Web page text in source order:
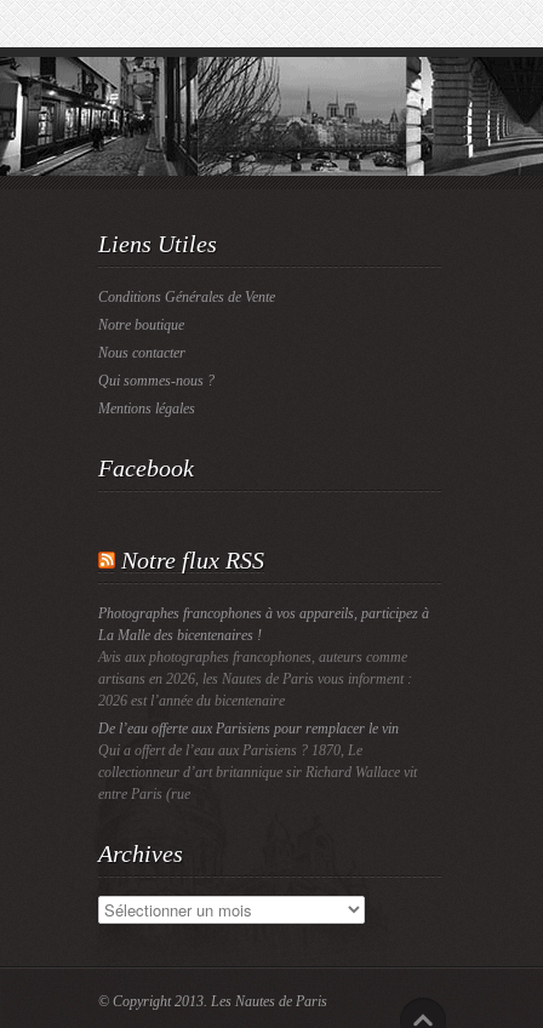
Liens Utiles
Conditions Générales de Vente
Notre boutique
Nous contacter
Qui sommes-nous ?
Mentions légales
Facebook
Notre flux RSS
Photographes francophones à vos appareils, participez à
La Malle des bicentenaires !
Avis aux photographes francophones, auteurs comme
artisans en 2026, les Nautes de Paris vous informent :
2026 est l’année du bicentenaire
De l’eau offerte aux Parisiens pour remplacer le vin
Qui a offert de l’eau aux Parisiens ? 1870, Le
collectionneur d’art britannique sir Richard Wallace vit
entre Paris (rue
Archives
Archives
© Copyright 2013. Les Nautes de Paris